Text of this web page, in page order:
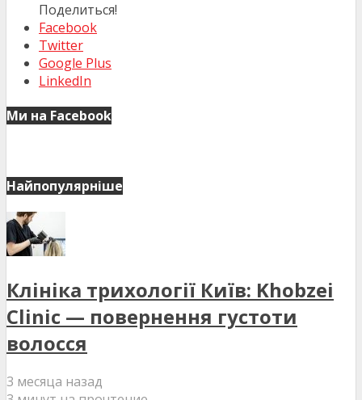
Поделиться!
Facebook
Twitter
Google Plus
LinkedIn
Ми на Facebook
Найпопулярніше
Клініка трихології Київ: Khobzei
Clinic — повернення густоти
волосся
3 месяца назад